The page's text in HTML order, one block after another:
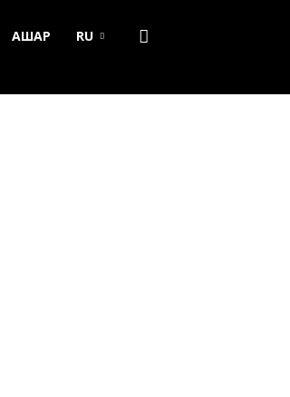
АШАР RU